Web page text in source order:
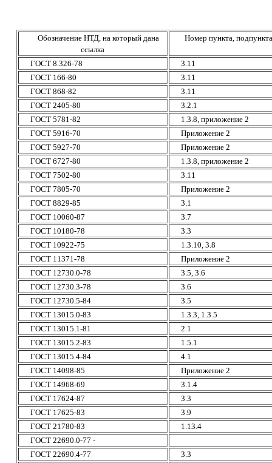
Обозначение НТД, на который дана
ссылка
Номер пункта,
ГОСТ 8.326-78
3.11
ГОСТ 166-80
3.11
ГОСТ 868-82
3.11
ГОСТ 2405-80
3.2.1
ГОСТ 5781-82
1.3.8, приложение 2
ГОСТ 5916-70
Приложение 2
ГОСТ 5927-70
Приложение 2
ГОСТ 6727-80
1.3.8, приложение 2
ГОСТ 7502-80
3.11
ГОСТ 7805-70
Приложение 2
ГОСТ 8829-85
3.1
ГОСТ 10060-87
3.7
ГОСТ 10180-78
3.3
ГОСТ 10922-75
1.3.10, 3.8
ГОСТ 11371-78
Приложение 2
ГОСТ 12730.0-78
3.5, 3.6
ГОСТ 12730.3-78
3.6
ГОСТ 12730.5-84
3.5
ГОСТ 13015.0-83
1.3.3, 1.3.5
ГОСТ 13015.1-81
2.1
ГОСТ 13015.2-83
1.5.1
ГОСТ 13015.4-84
4.1
ГОСТ 14098-85
Приложение 2
ГОСТ 14968-69
3.1.4
ГОСТ 17624-87
3.3
ГОСТ 17625-83
3.9
ГОСТ 21780-83
1.13.4
ГОСТ 22690.0-77 -
ГОСТ 22690.4-77
3.3